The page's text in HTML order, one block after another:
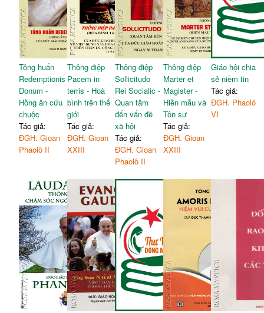
Tông huấn
Redemptionis
Donum -
Hồng ân cứu
chuộc
Tác giả:
ĐGH. Gioan
Phaolô II
Thông điệp
Pacem in
terris - Hoà
bình trên thế
giới
Tác giả:
ĐGH. Gioan
XXIII
Thông điệp
Sollicitudo
Rei Socialic -
Quan tâm
đến vấn đề
xã hội
Tác giả:
ĐGH. Gioan
Phaolô II
Thông điệp
Marter et
Magister -
Hiền mẫu và
Tôn sư
Tác giả:
ĐGH. Gioan
XXIII
Giáo hội chia
sẻ niềm tin
Tác giả:
ĐGH. Phaolô
VI